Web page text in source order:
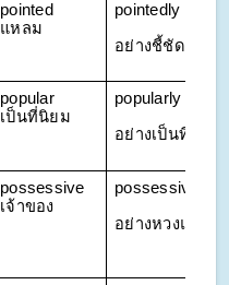
pointed
แหลม
pointedly
อย่างชี้ชัด
popular
เป็นที่นิยม
popularly
อย่างเป็นที่นิยม
possessive
เจ้าของ
possessively
อย่างหวงแหน